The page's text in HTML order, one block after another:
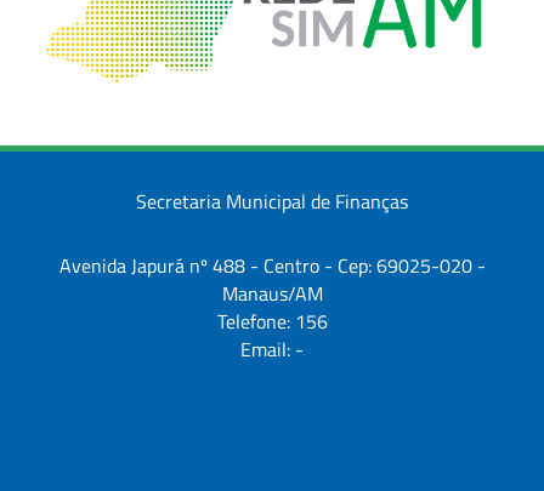
Secretaria Municipal de Finanças
Avenida Japurá nº 488 - Centro - Cep: 69025-020 -
Manaus/AM
Telefone: 156
Email: -